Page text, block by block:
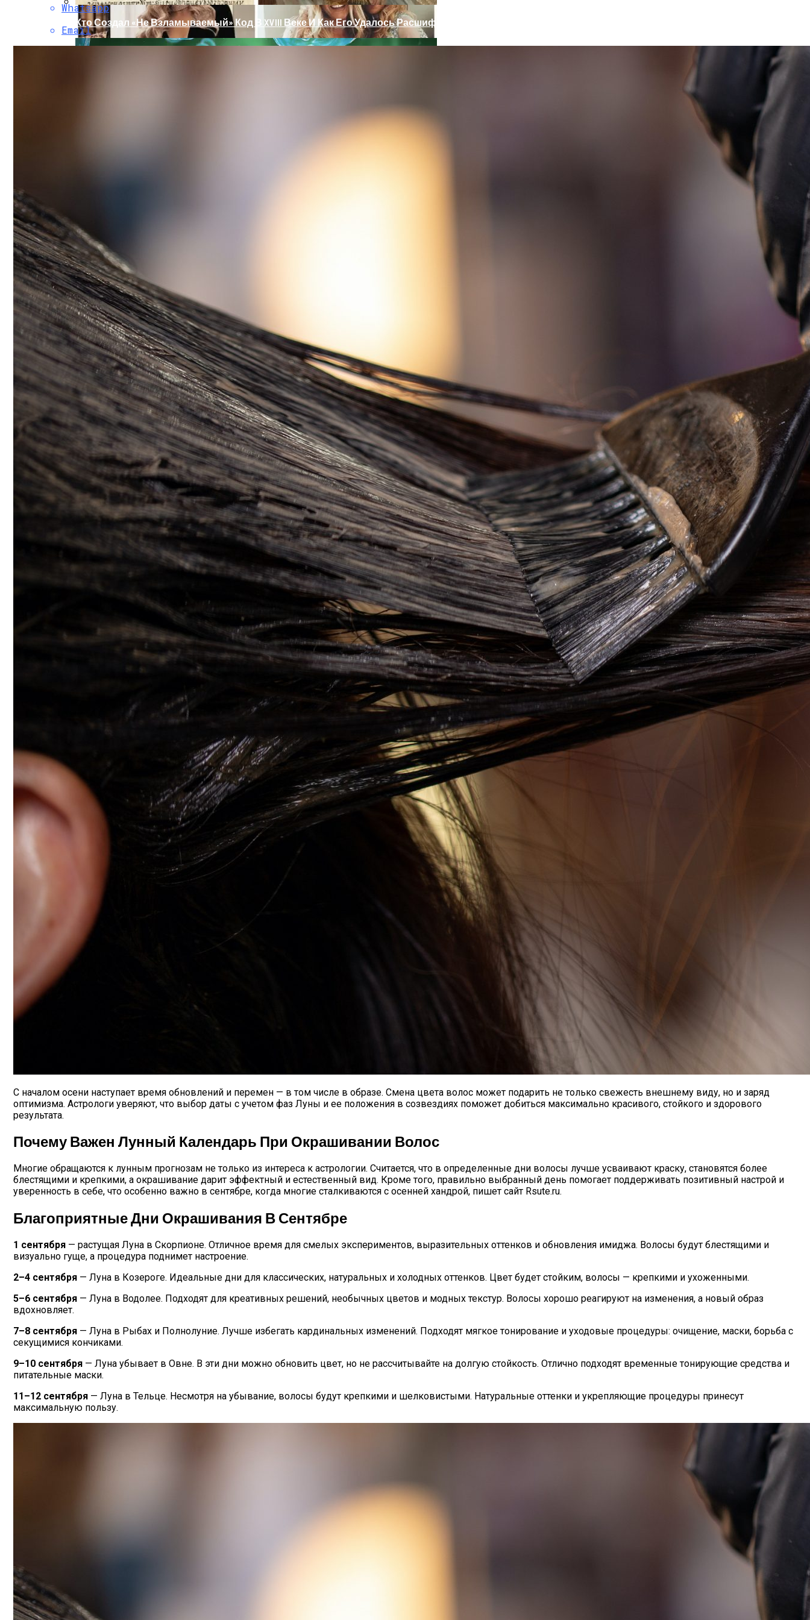
Ваша Любовь К Оранжевому: Глоток Энергии Или Сигнал Уставшей Души
Женская Зимняя Обувь: 5 Стильных Моделей, За Которыми Выстраиваются В Очереди
Лунный Календарь Окрашивания Волос На Октябрь 2025 Года
Кто Создал «не Взламываемый» Код В XVIII Веке И Как Его Удалось Расшифровать
Тайна Происхождения Жизни Скоро Будет Разгадана
Сергей Марков — О Тайном Цифровом Суде И Угрозах Искусственного Интеллекта
Интересные Факты О Войнах…
Самая Известная Охота На Ведьм В Истории: Как Проходил Салемский Процесс
Whatsapp
Email
С началом осени наступает время обновлений и перемен — в том числе в образе. Смена цвета волос может подарить не только свежесть внешнему виду, но и заряд
оптимизма. Астрологи уверяют, что выбор даты с учетом фаз Луны и ее положения в созвездиях поможет добиться максимально красивого, стойкого и здорового
результата.
Почему Важен Лунный Календарь При Окрашивании Волос
Многие обращаются к лунным прогнозам не только из интереса к астрологии. Считается, что в определенные дни волосы лучше усваивают краску, становятся более
блестящими и крепкими, а окрашивание дарит эффектный и естественный вид. Кроме того, правильно выбранный день помогает поддерживать позитивный настрой и
уверенность в себе, что особенно важно в сентябре, когда многие сталкиваются с осенней хандрой, пишет сайт Rsute.ru.
Благоприятные Дни Окрашивания В Сентябре
1 сентября — растущая Луна в Скорпионе. Отличное время для смелых экспериментов, выразительных оттенков и обновления имиджа. Волосы будут блестящими и
визуально гуще, а процедура поднимет настроение.
2–4 сентября — Луна в Козероге. Идеальные дни для классических, натуральных и холодных оттенков. Цвет будет стойким, волосы — крепкими и ухоженными.
5–6 сентября — Луна в Водолее. Подходят для креативных решений, необычных цветов и модных текстур. Волосы хорошо реагируют на изменения, а новый образ
вдохновляет.
7–8 сентября — Луна в Рыбах и Полнолуние. Лучше избегать кардинальных изменений. Подходят мягкое тонирование и уходовые процедуры: очищение, маски, борьба с
секущимися кончиками.
9–10 сентября — Луна убывает в Овне. В эти дни можно обновить цвет, но не рассчитывайте на долгую стойкость. Отлично подходят временные тонирующие средства и
питательные маски.
11–12 сентября — Луна в Тельце. Несмотря на убывание, волосы будут крепкими и шелковистыми. Натуральные оттенки и укрепляющие процедуры принесут
максимальную пользу.